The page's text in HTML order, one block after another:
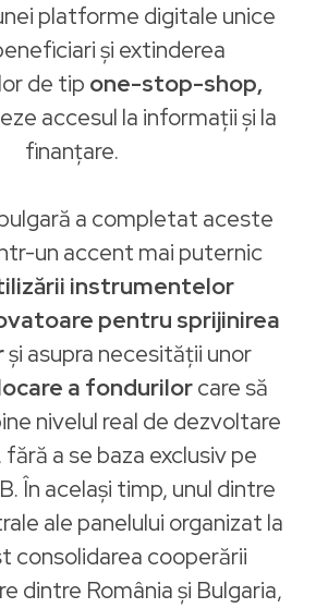
platforme digitale unice
și extinderea
de tip one-stop-shop,
accesul la informații și la
finanțare.
a completat aceste
un accent mai puternic
instrumentelor
pentru sprijinirea
și asupra necesității unor
a fondurilorcare să
nivelul real de dezvoltare
fără a se baza exclusiv pe
În același timp, unul dintre
ale panelului organizat la
consolidarea cooperării
dintre România și Bulgaria,